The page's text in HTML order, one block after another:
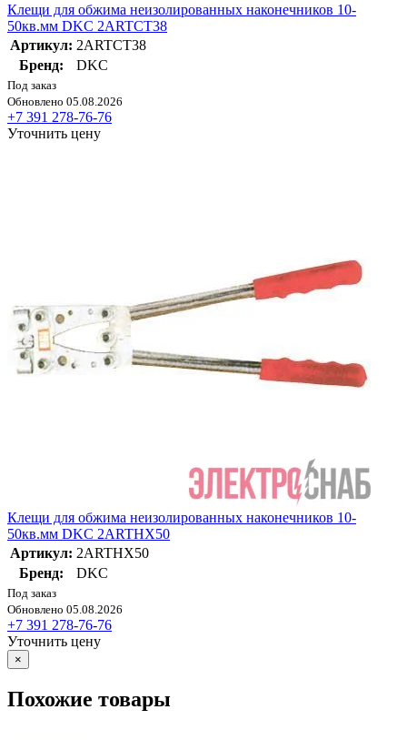
Клещи для обжима неизолированных наконечников 10-
50кв.мм DKC 2ARTCT38
Артикул: 2ARTCT38
Бренд:
DKC
Под заказ
Обновлено 05.08.2026
+7 391 278-76-76
Уточнить цену
Клещи для обжима неизолированных наконечников 10-
50кв.мм DKC 2ARTHX50
Артикул: 2ARTHX50
Бренд:
DKC
Под заказ
Обновлено 05.08.2026
+7 391 278-76-76
Уточнить цену
×
Похожие товары